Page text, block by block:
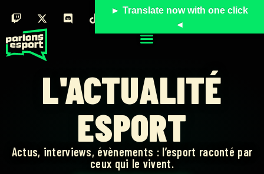
L'ACTUALITÉ
ESPORT
Actus, interviews, évènements : l’esport raconté par
ceux qui le vivent.
► Translate now with one click
◄